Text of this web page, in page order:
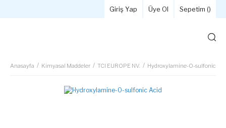
Giriş Yap Üye Ol Sepetim ()
Anasayfa Kimyasal Maddeler TCI EUROPE NV. Hydroxylamine-O-sulfonic